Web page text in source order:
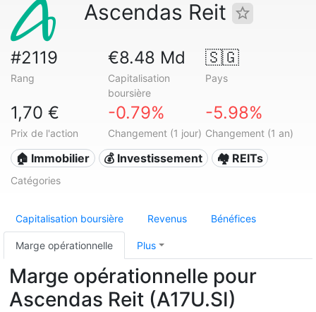
Ascendas Reit
#2119
Rang
€8.48 Md
Capitalisation
boursière
🇸🇬
Pays
1,70 €
Prix de l'action
-0.79%
Changement (1 jour)
-5.98%
Changement (1 an)
🏠 Immobilier 💰 Investissement 🏘️ REITs
Catégories
Capitalisation boursière Revenus Bénéfices
Marge opérationnelle Plus
Marge opérationnelle pour
Ascendas Reit (A17U.SI)